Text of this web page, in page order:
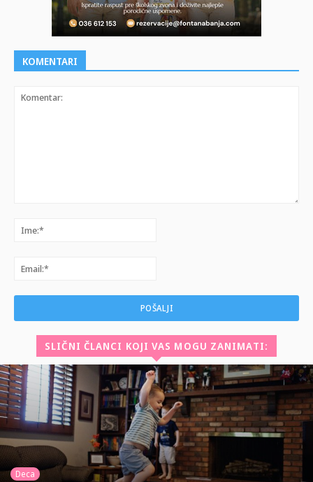
KOMENTARI
SLIČNI ČLANCI KOJI VAS MOGU ZANIMATI:
Deca